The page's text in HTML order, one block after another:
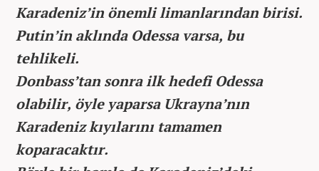
Karadeniz’in önemli limanlarından birisi.
Putin’in aklında Odessa varsa, bu
tehlikeli.
Donbass’tan sonra ilk hedefi Odessa
olabilir, öyle yaparsa Ukrayna’nın
Karadeniz kıyılarını tamamen
koparacaktır.